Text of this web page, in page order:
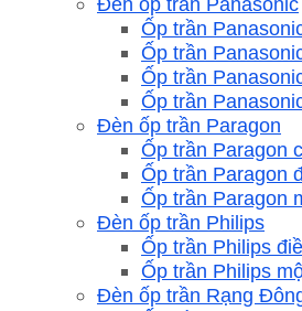
Ốp trần
Ốp trần
Ốp trần
Ốp trần
Đèn ốp trần Paragon
Ốp trần Paragon
Ốp trần Paragon
Ốp trần Paragon
Đèn ốp trần Philips
Ốp trần Philips
Ốp trần Philips
Đèn ốp trần Rạng